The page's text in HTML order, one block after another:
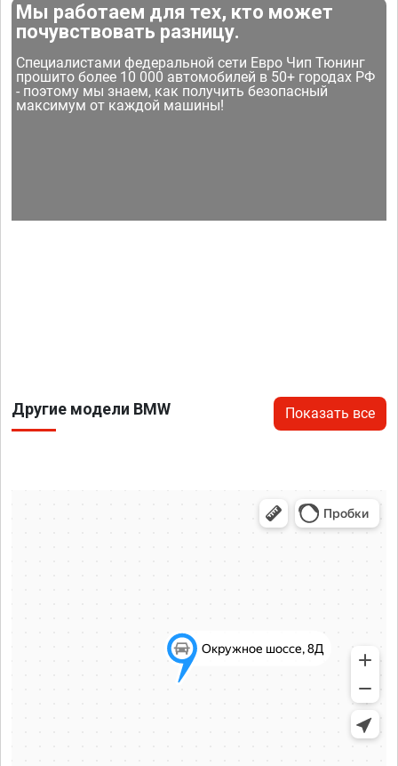
Мы работаем для тех, кто может
почувствовать разницу.
Специалистами федеральной сети Евро Чип Тюнинг
прошито более 10 000 автомобилей в 50+ городах РФ
- поэтому мы знаем, как получить безопасный
максимум от каждой машины!
Другие модели BMW Показать все